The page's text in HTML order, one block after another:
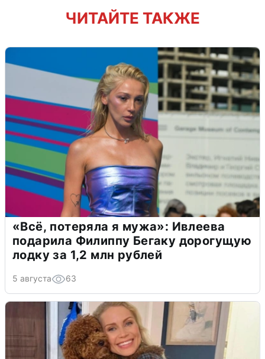
ЧИТАЙТЕ ТАКЖЕ
«Всё, потеряла я мужа»: Ивлеева
подарила Филиппу Бегаку дорогущую
лодку за 1,2 млн рублей
5 августа 63